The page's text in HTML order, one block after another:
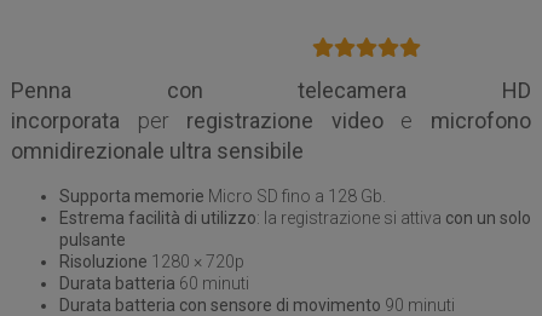
Penna con telecamera HD
incorporata per registrazione videoe microfono
omnidirezionale ultra sensibile
Supporta memorie Micro SD fino a 128 Gb.
Estrema facilità di utilizzo: la registrazione si attiva con un solo
pulsante
Risoluzione 1280 × 720p
Durata batteria 60 minuti
Durata batteria con sensore di movimento 90 minuti